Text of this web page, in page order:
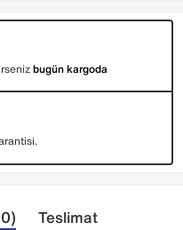
bugün kargoda
Teslimat